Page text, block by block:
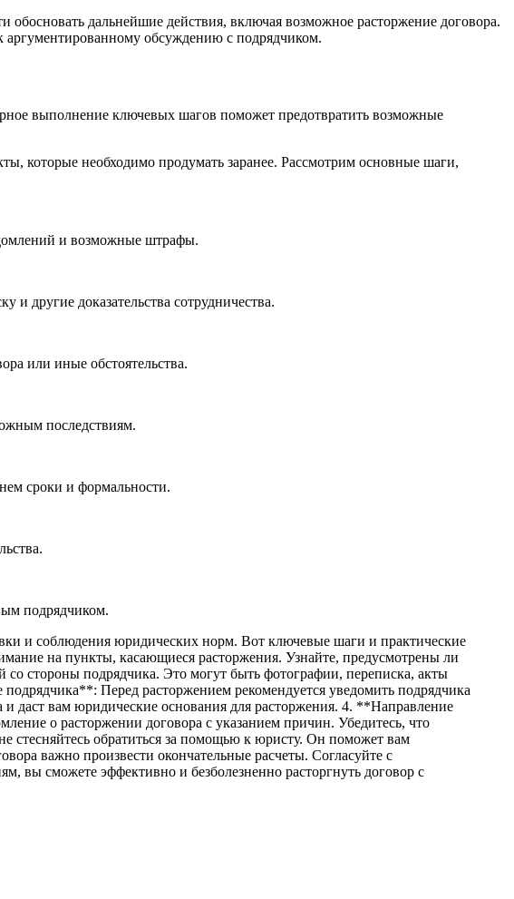
дальнейшие действия, включая возможное расторжение договора.
обсуждению с подрядчиком.
выполнение ключевых шагов поможет предотвратить возможные
которые необходимо продумать заранее. Рассмотрим основные шаги,
и возможные штрафы.
другие доказательства сотрудничества.
или иные обстоятельства.
последствиям.
сроки и формальности.
подрядчиком.
и соблюдения юридических норм. Вот ключевые шаги и практические
на пункты, касающиеся расторжения. Узнайте, предусмотрены ли
стороны подрядчика. Это могут быть фотографии, переписка, акты
Перед расторжением рекомендуется уведомить подрядчика
даст вам юридические основания для расторжения. 4. **Направление
о расторжении договора с указанием причин. Убедитесь, что
стесняйтесь обратиться за помощью к юристу. Он поможет вам
важно произвести окончательные расчеты. Согласуйте с
вы сможете эффективно и безболезненно расторгнуть договор с